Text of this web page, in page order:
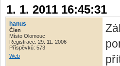
1. 1. 2011 16:45:31
hanus
Člen
Místo Olomouc
Registrace: 29. 11. 2006
Příspěvků: 573
Web